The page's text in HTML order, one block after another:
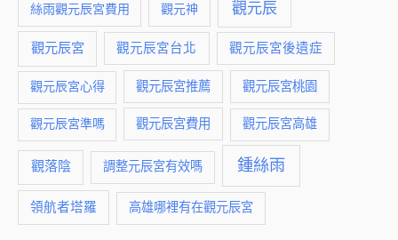
絲雨觀元辰宮費用 觀元神 觀元辰
觀元辰宮 觀元辰宮台北 觀元辰宮後遺症
觀元辰宮心得 觀元辰宮推薦 觀元辰宮桃園
觀元辰宮準嗎 觀元辰宮費用 觀元辰宮高雄
觀落陰 調整元辰宮有效嗎 鍾絲雨
領航者塔羅 高雄哪裡有在觀元辰宮